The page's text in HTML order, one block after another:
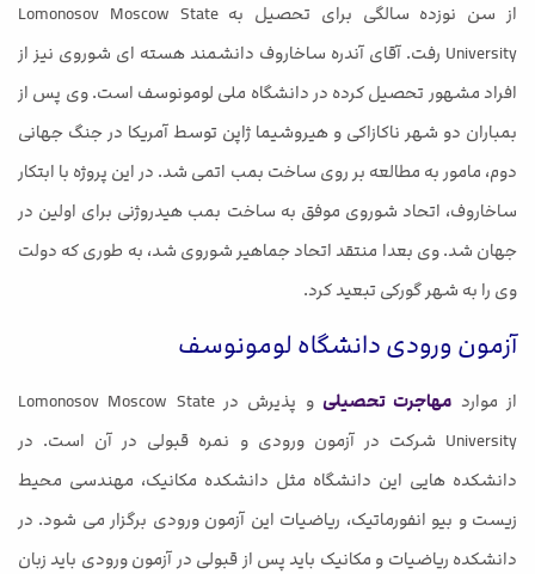
از سن نوزده سالگی برای تحصیل به Lomonosov Moscow State
University رفت. آقای آندره ساخاروف دانشمند هسته ای شوروی نیز از
افراد مشهور تحصیل کرده در دانشگاه ملی لومونوسف است. وی پس از
بمباران دو شهر ناکازاکی و هیروشیما ژاپن توسط آمریکا در جنگ جهانی
دوم، مامور به مطالعه بر روی ساخت بمب اتمی شد. در این پروژه با ابتکار
ساخاروف، اتحاد شوروی موفق به ساخت بمب هیدروژنی برای اولین در
جهان شد. وی بعدا منتقد اتحاد جماهیر شوروی شد، به طوری که دولت
وی را به شهر گورکی تبعید کرد.
آزمون ورودی دانشگاه لومونوسف
از موارد مهاجرت تحصیلی
و پذیرش در Lomonosov Moscow State
University شرکت در آزمون ورودی و نمره قبولی در آن است. در
دانشکده هایی این دانشگاه مثل دانشکده مکانیک، مهندسی محیط
زیست و بیو انفورماتیک، ریاضیات این آزمون ورودی برگزار می شود. در
دانشکده ریاضیات و مکانیک باید پس از قبولی در آزمون ورودی باید زبان